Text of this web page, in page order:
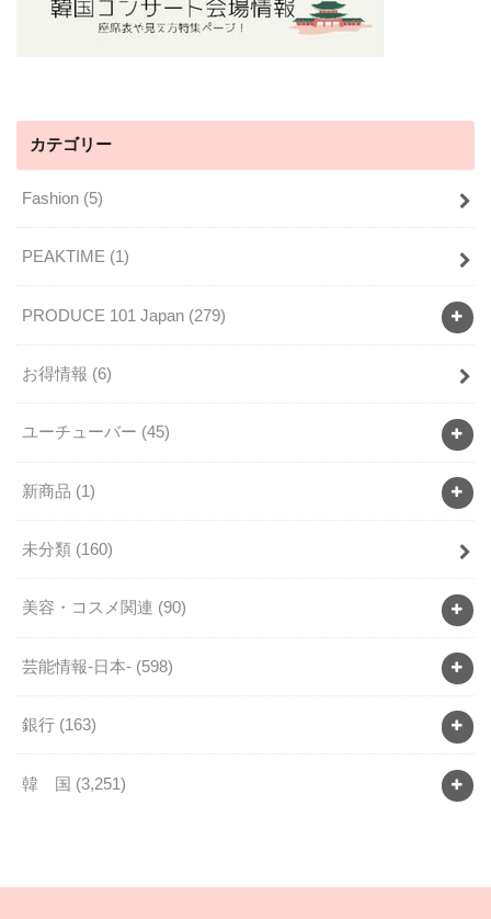
カテゴリー
Fashion (5)
PEAKTIME (1)
PRODUCE 101 Japan (279)
お得情報 (6)
ユーチューバー (45)
新商品 (1)
未分類 (160)
美容・コスメ関連 (90)
芸能情報-日本- (598)
銀行 (163)
韓 国 (3,251)